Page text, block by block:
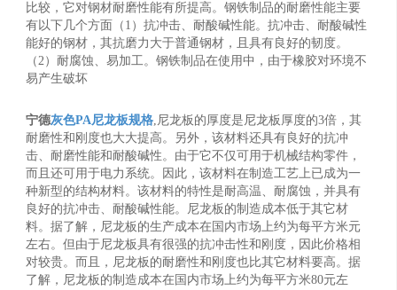
比较，它对钢材耐磨性能有所提高。钢铁制品的耐磨性能主要
有以下几个方面（1）抗冲击、耐酸碱性能。抗冲击、耐酸碱性
能好的钢材，其抗磨力大于普通钢材，且具有良好的韧度。
（2）耐腐蚀、易加工。钢铁制品在使用中，由于橡胶对环境不
易产生破坏
宁德灰色PA尼龙板规格,尼龙板的厚度是尼龙板厚度的3倍，其
耐磨性和刚度也大大提高。另外，该材料还具有良好的抗冲
击、耐磨性能和耐酸碱性。由于它不仅可用于机械结构零件，
而且还可用于电力系统。因此，该材料在制造工艺上已成为一
种新型的结构材料。该材料的特性是耐高温、耐腐蚀，并具有
良好的抗冲击、耐酸碱性能。尼龙板的制造成本低于其它材
料。据了解，尼龙板的生产成本在国内市场上约为每平方米元
左右。但由于尼龙板具有很强的抗冲击性和刚度，因此价格相
对较贵。而且，尼龙板的耐磨性和刚度也比其它材料要高。据
了解，尼龙板的制造成本在国内市场上约为每平方米80元左